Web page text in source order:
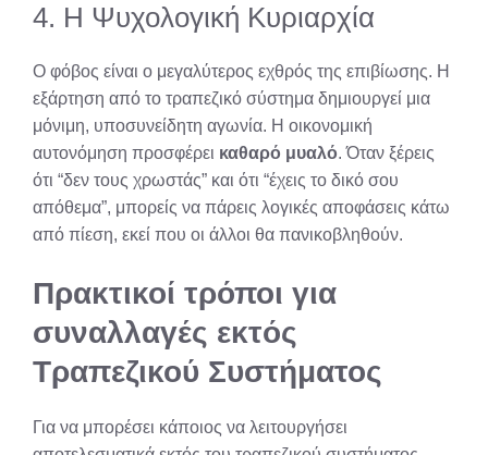
4. Η Ψυχολογική Κυριαρχία
Ο φόβος είναι ο μεγαλύτερος εχθρός της επιβίωσης. Η
εξάρτηση από το τραπεζικό σύστημα δημιουργεί μια
μόνιμη, υποσυνείδητη αγωνία. Η οικονομική
αυτονόμηση προσφέρει καθαρό μυαλό. Όταν ξέρεις
ότι “δεν τους χρωστάς” και ότι “έχεις το δικό σου
απόθεμα”, μπορείς να πάρεις λογικές αποφάσεις κάτω
από πίεση, εκεί που οι άλλοι θα πανικοβληθούν.
Πρακτικοί τρόποι για
συναλλαγές εκτός
Τραπεζικού Συστήματος
Για να μπορέσει κάποιος να λειτουργήσει